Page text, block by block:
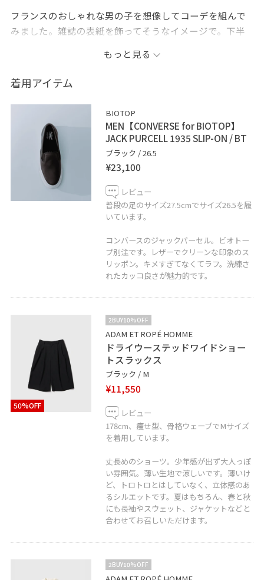
フランスのおしゃれな男の子を想像してコーデを組んで
みました。雑誌の表紙を飾ってそうなイメージで。下半
しラフな印象に。シンプルに白シャツを合わせ、ボーダ
ーTのたすき掛けでフレンチな雰囲気を出しました。
※商品カラーはECページをご覧ください。
----------------------------
コーディネートご覧頂きありがとうございます 是非お気
に入り登録もお願い致します◎
insta→@adam_nakajima
もっと見る
着用アイテム
BIOTOP
MEN【CONVERSE for BIOTOP】
JACK PURCELL 1935 SLIP-ON / BT
ブラック / 26.5
¥23,100
レビュー
普段の足のサイズ27.5cmでサイズ26.5を履
いています。
コンバースのジャックパーセル。ビオトー
プ別注です。レザーでクリーンな印象のス
リッポン。キメすぎてなくてラフ。洗練さ
れたカッコ良さが魅力的です。
50%OFF
2BUY10%OFF
ADAM ET ROPÉ HOMME
ドライウーステッドワイドショー
トスラックス
ブラック / M
¥11,550
レビュー
178cm、痩せ型、骨格ウェーブでMサイズ
を着用しています。
丈長めのショーツ。少年感が出ず大人っぽ
い雰囲気。薄い生地で涼しいです。薄いけ
ど、トロトロとはしていなく、立体感のあ
るシルエットです。夏はもちろん、春と秋
にも長袖やスウェット、ジャケットなどと
合わせてお召しいただけます。
2BUY10%OFF